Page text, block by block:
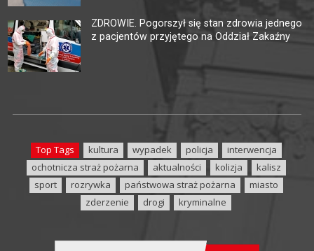
ZDROWIE. Pogorszył się stan zdrowia jednego
z pacjentów przyjętego na Oddział Zakaźny
Top Tags kultura wypadek policja
interwencja
ochotnicza straż pożarna
aktualności kolizja
kalisz
sport
rozrywka państwowa straż pożarna
miasto
zderzenie
drogi kryminalne